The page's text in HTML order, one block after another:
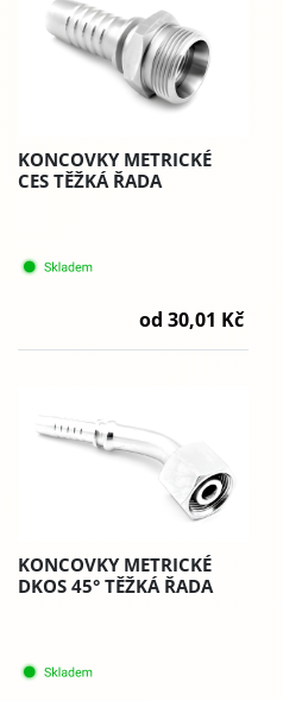
KONCOVKY METRICKÉ
CES TĚŽKÁ ŘADA
od 30,01 Kč
KONCOVKY METRICKÉ
DKOS 45° TĚŽKÁ ŘADA